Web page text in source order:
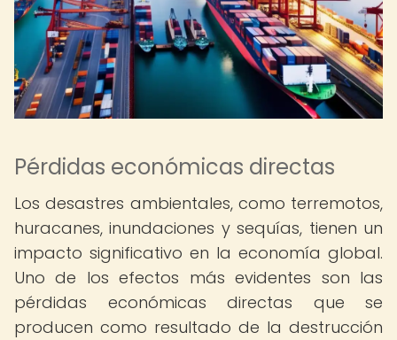
Pérdidas económicas directas
Los desastres ambientales, como terremotos,
huracanes, inundaciones y sequías, tienen un
impacto significativo en la economía global.
Uno de los efectos más evidentes son las
pérdidas económicas directas que se
producen como resultado de la destrucción